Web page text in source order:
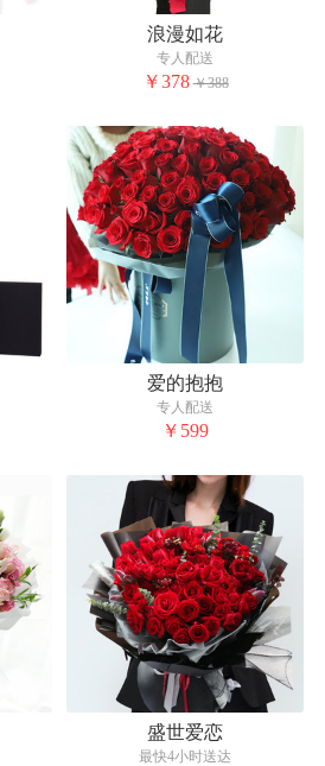
浪漫如花
专人配送
￥378 ￥388
爱的抱抱
专人配送
￥599
盛世爱恋
最快4小时送达